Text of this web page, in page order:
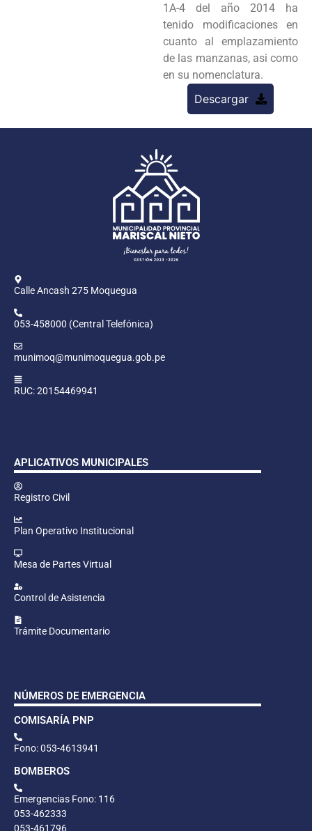
1A-4 del año 2014 ha
tenido modificaciones en
cuanto al emplazamiento
de las manzanas, asi como
en su nomenclatura.
Descargar
Calle Ancash 275 Moquegua
053-458000 (Central Telefónica)
munimoq@munimoquegua.gob.pe
RUC: 20154469941
APLICATIVOS MUNICIPALES
Registro Civil
Plan Operativo Institucional
Mesa de Partes Virtual
Control de Asistencia
Trámite Documentario
NÚMEROS DE EMERGENCIA
COMISARÍA PNP
Fono: 053-4613941
BOMBEROS
Emergencias Fono: 116
053-462333
053-461796